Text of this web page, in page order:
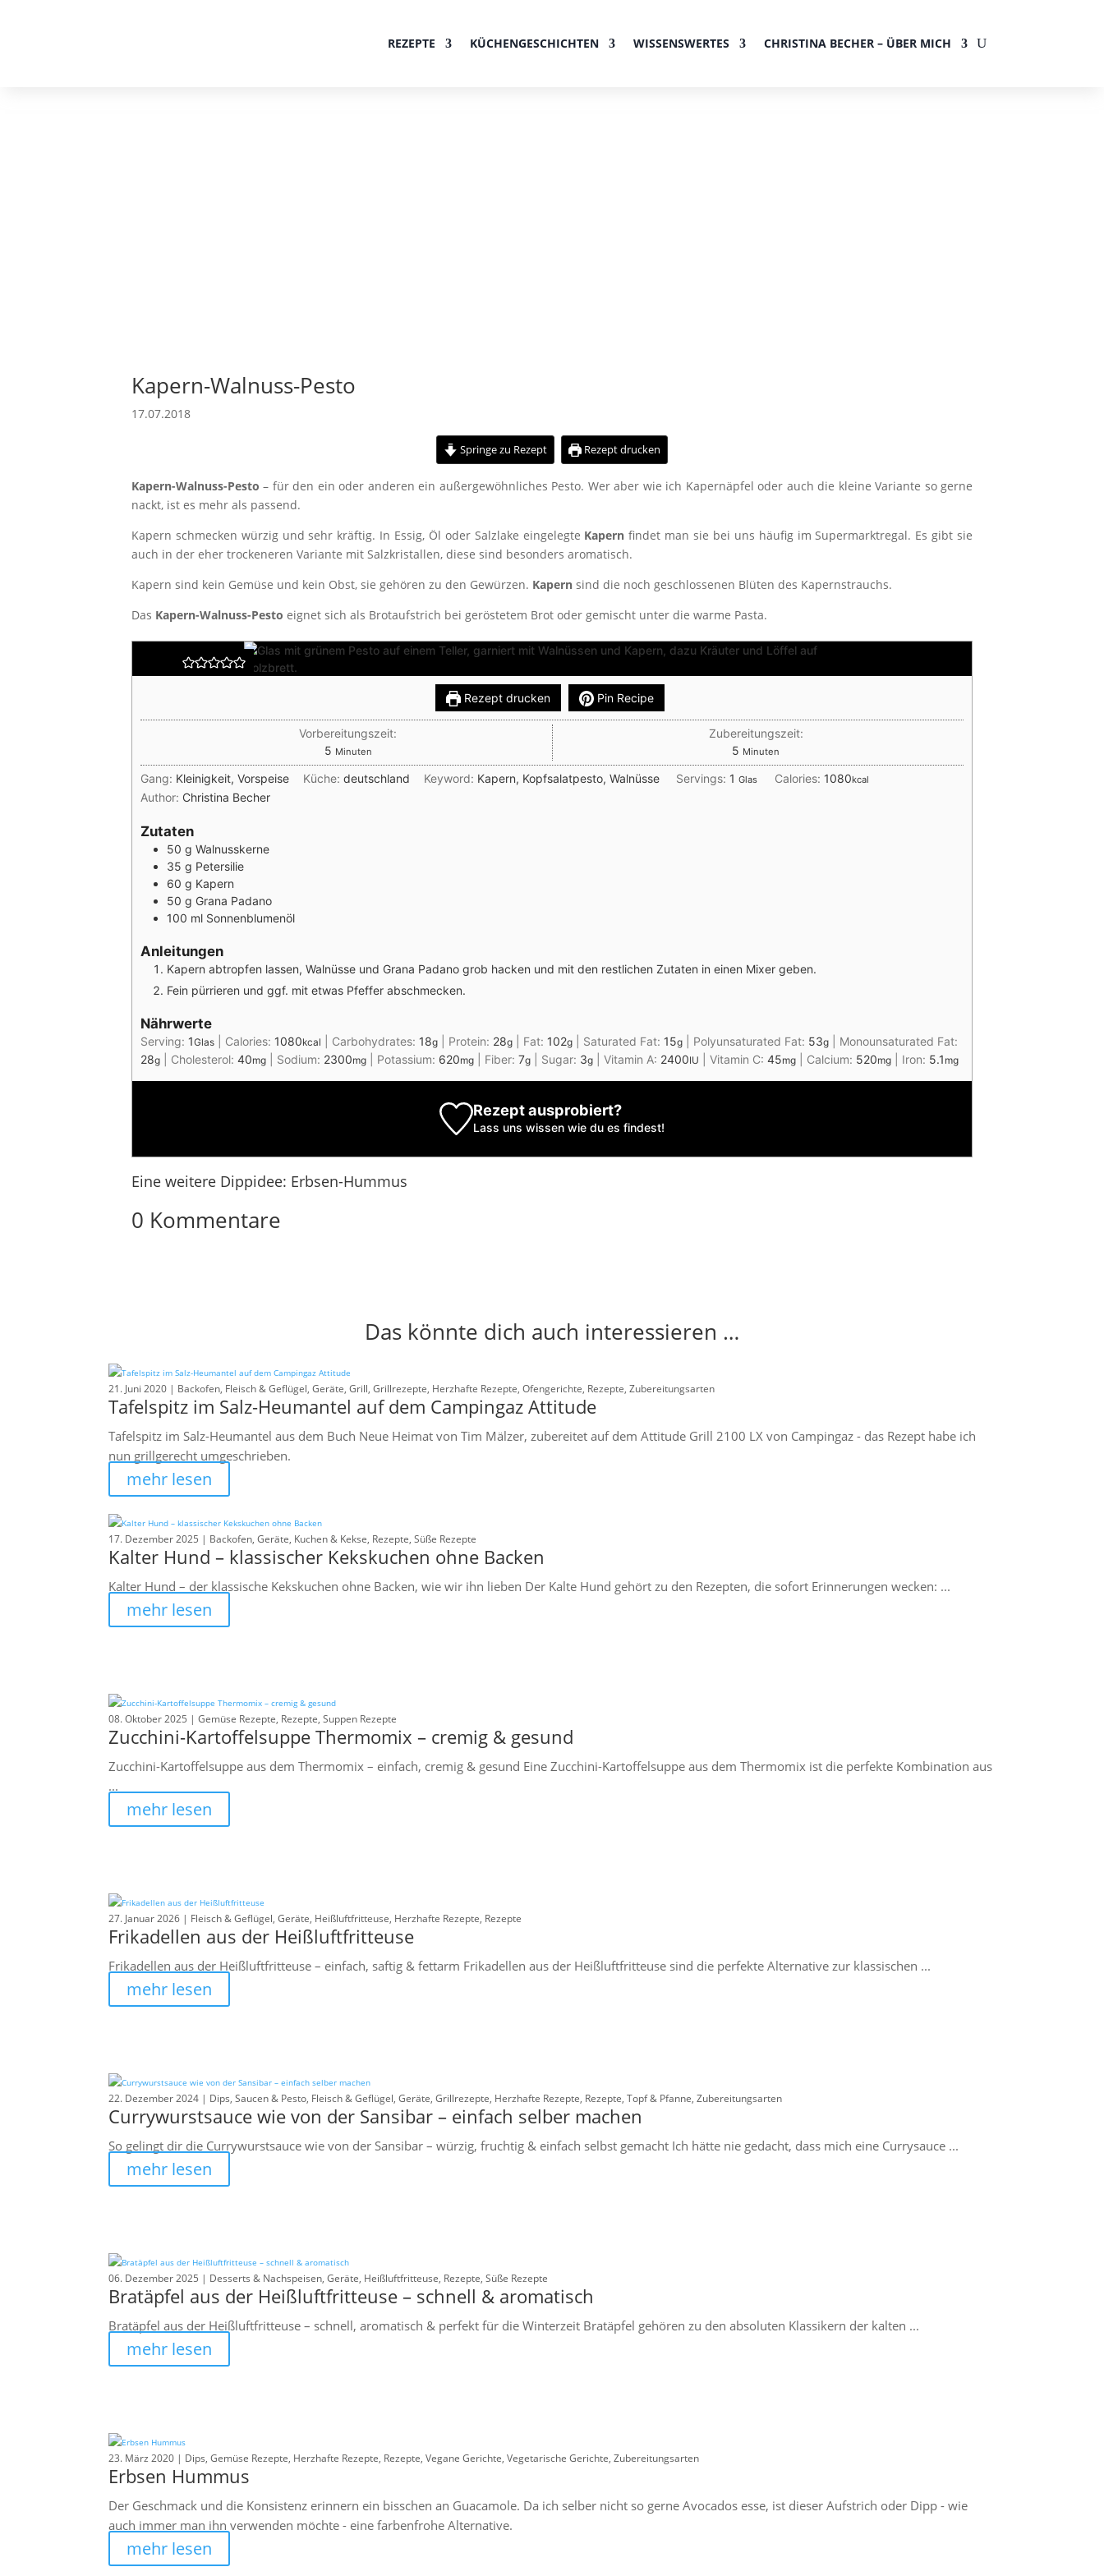
REZEPTE KÜCHENGESCHICHTEN WISSENSWERTES CHRISTINA BECHER – ÜBER MICH
Kapern-Walnuss-Pesto
17.07.2018
Springe zu Rezept Rezept drucken
Kapern-Walnuss-Pesto – für den ein oder anderen ein außergewöhnliches Pesto. Wer aber wie ich Kapernäpfel oder auch die kleine Variante so gerne
nackt, ist es mehr als passend.
Kapern schmecken würzig und sehr kräftig. In Essig, Öl oder Salzlake eingelegte Kapern findet man sie bei uns häufig im Supermarktregal. Es gibt sie
auch in der eher trockeneren Variante mit Salzkristallen, diese sind besonders aromatisch.
Kapern sind kein Gemüse und kein Obst, sie gehören zu den Gewürzen. Kapern sind die noch geschlossenen Blüten des Kapernstrauchs.
Das Kapern-Walnuss-Pesto eignet sich als Brotaufstrich bei geröstetem Brot oder gemischt unter die warme Pasta.
Kapern-Walnuss-Pesto
Rezept drucken Pin Recipe
Vorbereitungszeit:
5Minuten
Minuten
Zubereitungszeit:
5 Minuten
Minuten
Gang: Kleinigkeit, Vorspeise Küche: deutschland Keyword: Kapern, Kopfsalatpesto, Walnüsse Servings: 1 Glas Calories: 1080kcal
Author: Christina Becher
Zutaten
50 g Walnusskerne
35 g Petersilie
60 g Kapern
50 g Grana Padano
100 ml Sonnenblumenöl
Anleitungen
Kapern abtropfen lassen, Walnüsse und Grana Padano grob hacken und mit den restlichen Zutaten in einen Mixer geben.
Fein pürrieren und ggf. mit etwas Pfeffer abschmecken.
Nährwerte
Serving: 1Glas Calories: 1080kcal Carbohydrates: 18g Protein: 28g Fat: 102g Saturated Fat: 15g Polyunsaturated Fat: 53g
Monounsaturated Fat:
28g Cholesterol: 40mg Sodium: 2300mg Potassium: 620mg Fiber: 7g Sugar: 3g Vitamin A: 2400IU Vitamin C: 45mg Calcium: 520mg Iron: 5.1 mg
Rezept ausprobiert?
Lass uns wissenwie du es findest!
Eine weitere Dippidee: Erbsen-Hummus
0 Kommentare
Das könnte dich auch interessieren …
21. Juni 2020 | Backofen, Fleisch & Geflügel, Geräte, Grill, Grillrezepte, Herzhafte Rezepte, Ofengerichte, Rezepte, Zubereitungsarten
Tafelspitz im Salz-Heumantel auf dem Campingaz Attitude
Tafelspitz im Salz-Heumantel aus dem Buch Neue Heimat von Tim Mälzer, zubereitet auf dem Attitude Grill 2100 LX von Campingaz - das Rezept habe ich
nun grillgerecht umgeschrieben.
mehr lesen
17. Dezember 2025 | Backofen, Geräte, Kuchen & Kekse, Rezepte, Süße Rezepte
Kalter Hund – klassischer Kekskuchen ohne Backen
Kalter Hund – der klassische Kekskuchen ohne Backen, wie wir ihn lieben Der Kalte Hund gehört zu den Rezepten, die sofort Erinnerungen wecken: ...
mehr lesen
08. Oktober 2025 | Gemüse Rezepte, Rezepte, Suppen Rezepte
Zucchini-Kartoffelsuppe Thermomix – cremig & gesund
Zucchini-Kartoffelsuppe aus dem Thermomix – einfach, cremig & gesund Eine Zucchini-Kartoffelsuppe aus dem Thermomix ist die perfekte Kombination aus
...
mehr lesen
27. Januar 2026 | Fleisch & Geflügel, Geräte, Heißluftfritteuse, Herzhafte Rezepte, Rezepte
Frikadellen aus der Heißluftfritteuse
Frikadellen aus der Heißluftfritteuse – einfach, saftig & fettarm Frikadellen aus der Heißluftfritteuse sind die perfekte Alternative zur klassischen ...
mehr lesen
22. Dezember 2024 | Dips, Saucen & Pesto, Fleisch & Geflügel, Geräte, Grillrezepte, Herzhafte Rezepte, Rezepte, Topf & Pfanne, Zubereitungsarten
Currywurstsauce wie von der Sansibar – einfach selber machen
So gelingt dir die Currywurstsauce wie von der Sansibar – würzig, fruchtig & einfach selbst gemacht Ich hätte nie gedacht, dass mich eine Currysauce ...
mehr lesen
06. Dezember 2025 | Desserts & Nachspeisen, Geräte, Heißluftfritteuse, Rezepte, Süße Rezepte
Bratäpfel aus der Heißluftfritteuse – schnell & aromatisch
Bratäpfel aus der Heißluftfritteuse – schnell, aromatisch & perfekt für die Winterzeit Bratäpfel gehören zu den absoluten Klassikern der kalten ...
mehr lesen
23. März 2020 | Dips, Gemüse Rezepte, Herzhafte Rezepte, Rezepte, Vegane Gerichte, Vegetarische Gerichte, Zubereitungsarten
Erbsen Hummus
Der Geschmack und die Konsistenz erinnern ein bisschen an Guacamole. Da ich selber nicht so gerne Avocados esse, ist dieser Aufstrich oder Dipp - wie
auch immer man ihn verwenden möchte - eine farbenfrohe Alternative.
mehr lesen